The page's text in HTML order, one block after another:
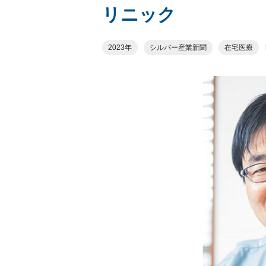
リニック
2023年 シルバー産業新聞 在宅医療